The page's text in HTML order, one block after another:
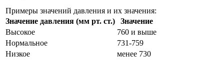
Примеры значений давления и их значения:
Значение давления (мм рт. ст.)
Значение
Высокое
760 и выше
Нормальное
731-759
Низкое
менее 730